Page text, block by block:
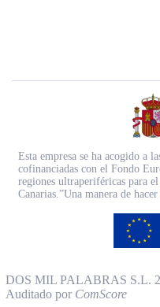
Esta empresa se ha acogido a
cofinanciadas con el Fondo
regiones ultraperiféricas para
Canarias.”Una manera de
DOS MIL PALABRAS S.L.
Auditado por ComScore